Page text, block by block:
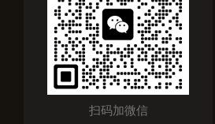
扫码加微信